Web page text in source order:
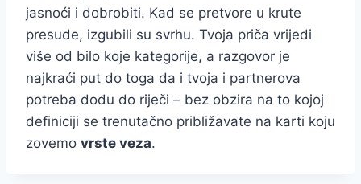
jasnoći i dobrobiti. Kad se pretvore u krute
presude, izgubili su svrhu. Tvoja priča vrijedi
više od bilo koje kategorije, a razgovor je
najkraći put do toga da i tvoja i partnerova
potreba dođu do riječi – bez obzira na to kojoj
definiciji se trenutačno približavate na karti koju
zovemo vrste veza.